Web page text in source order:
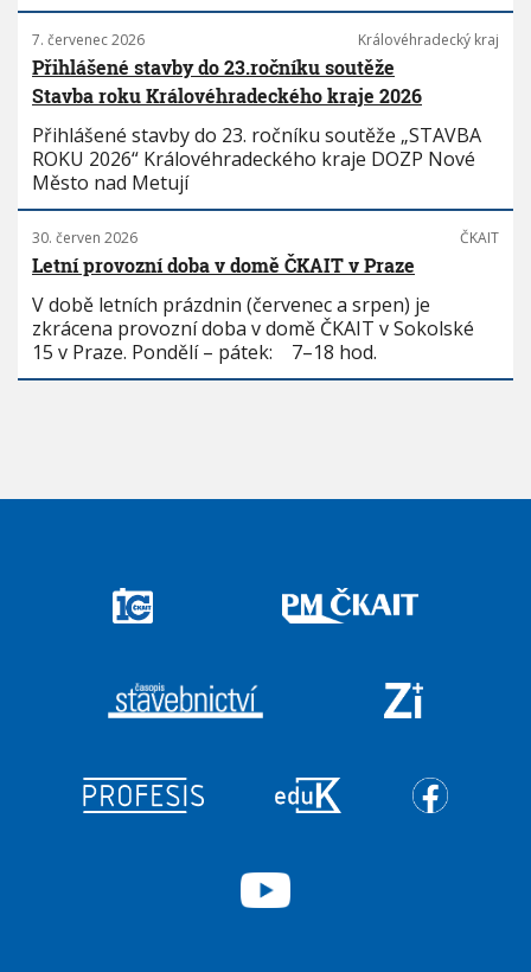
7. červenec 2026 Královéhradecký kraj
Přihlášené stavby do 23.ročníku soutěže
Stavba roku Královéhradeckého kraje 2026
Přihlášené stavby do 23. ročníku soutěže „STAVBA
ROKU 2026“ Královéhradeckého kraje DOZP Nové
Město nad Metují
30. červen 2026 ČKAIT
Letní provozní doba v domě ČKAIT v Praze
V době letních prázdnin (červenec a srpen) je
zkrácena provozní doba v domě ČKAIT v Sokolské
15 v Praze. Pondělí – pátek: 7–18 hod.